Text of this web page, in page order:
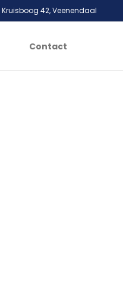
Kruisboog 42, Veenendaal
Contact